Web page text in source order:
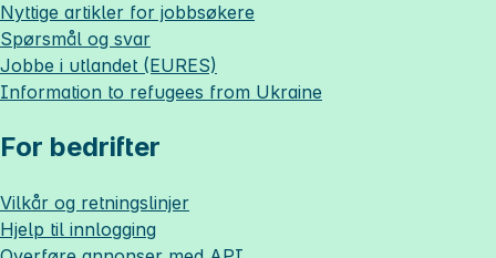
Nyttige artikler for jobbsøkere
Spørsmål og svar
Jobbe i utlandet (EURES)
Information to refugees from Ukraine
For bedrifter
Vilkår og retningslinjer
Hjelp til innlogging